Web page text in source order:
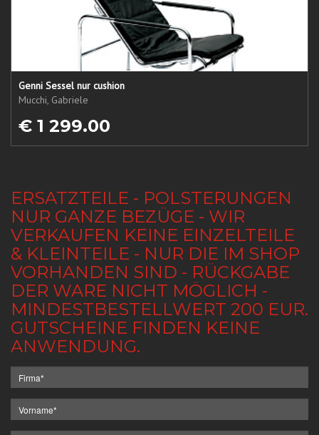
Genni Sessel nur cushion
Mucchi, Gabriele
€ 1 299.00
ERSATZTEILE - POLSTERUNGEN
NUR GANZE BEZÜGE - WIR
VERKAUFEN KEINE EINZELTEILE
& KLEINTEILE - NUR DIE IM SHOP
VORHANDEN SIND - RÜCKGABE
DER WARE NICHT MÖGLICH -
MINDESTBESTELLWERT 200 EUR.
GUTSCHEINE FINDEN KEINE
ANWENDUNG.